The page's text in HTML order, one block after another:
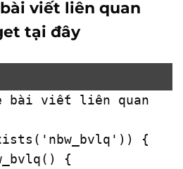
viết liên quan
tại đây
bài viết liên quan
{